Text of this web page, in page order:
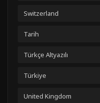
Switzerland
Tarih
Türkçe Altyazılı
Türkiye
United Kingdom